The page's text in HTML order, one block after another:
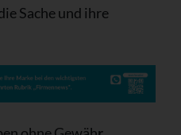
Sache und ihre